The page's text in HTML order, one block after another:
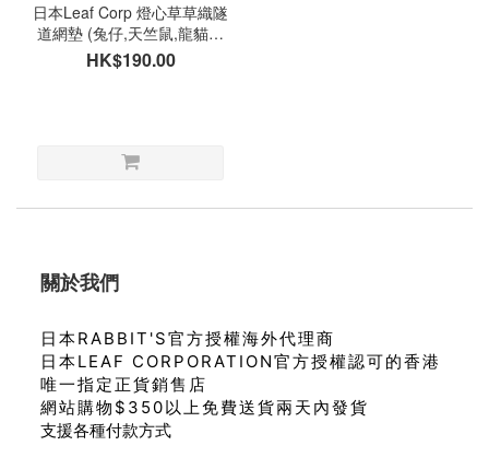
日本Leaf Corp 燈心草草織隧
道網墊 (兔仔,天竺鼠,龍貓適
用)
HK$190.00
關於我們
日本RABBIT'S官方授權海外代理商
日本LEAF CORPORATION官方授權認可的香港
唯一指定正貨銷售店
網站購物$350以上免費送貨兩天內發貨
支援各種付款方式